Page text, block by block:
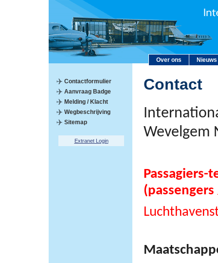
Over ons Nieuws
Contactformulier
Aanvraag Badge
Melding / Klacht
Wegbeschrijving
Sitemap
Extranet Login
Contact
Wevelgem
Passagiers-